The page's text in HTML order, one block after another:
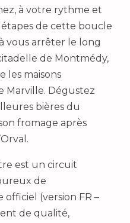
à votre rythme et
de cette boucle
vous arrêter le long
de Montmédy,
les maisons
Marville. Dégustez
bières du
fromage après
est un circuit
de
officiel (version FR –
de qualité,